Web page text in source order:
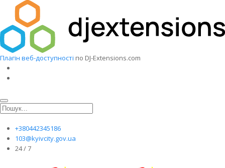
Плагін веб-доступності по DJ-Extensions.com
+380442345186
103@kyivcity.gov.ua
24 / 7